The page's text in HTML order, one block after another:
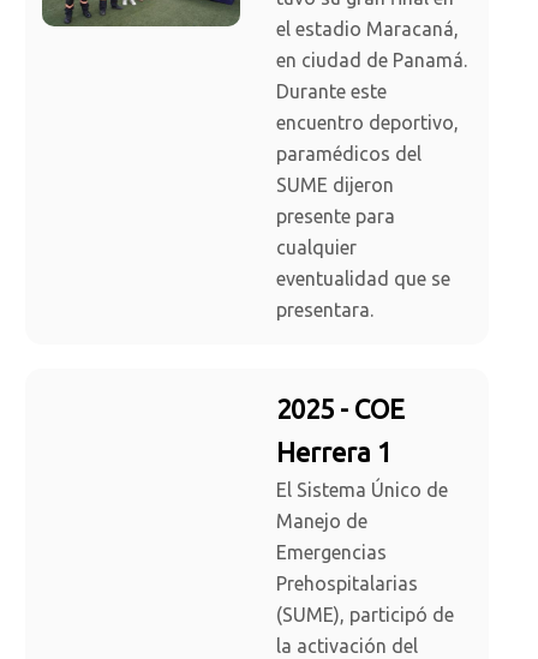
el estadio Maracaná,
en ciudad de Panamá.
Durante este
encuentro deportivo,
paramédicos del
SUME dijeron
presente para
cualquier
eventualidad que se
presentara.
2025 - COE
Herrera 1
El Sistema Único de
Manejo de
Emergencias
Prehospitalarias
(SUME), participó de
la activación del